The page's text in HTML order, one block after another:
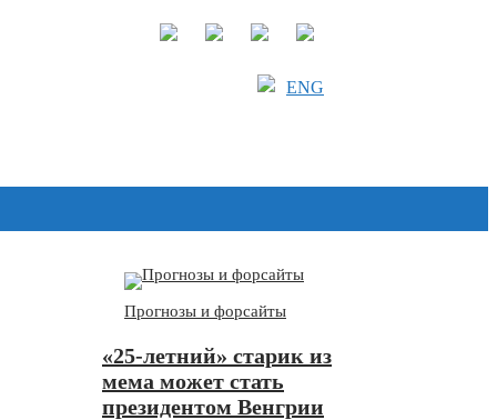
ENG
Прогнозы и форсайты
«25-летний» старик из
мема может стать
президентом Венгрии